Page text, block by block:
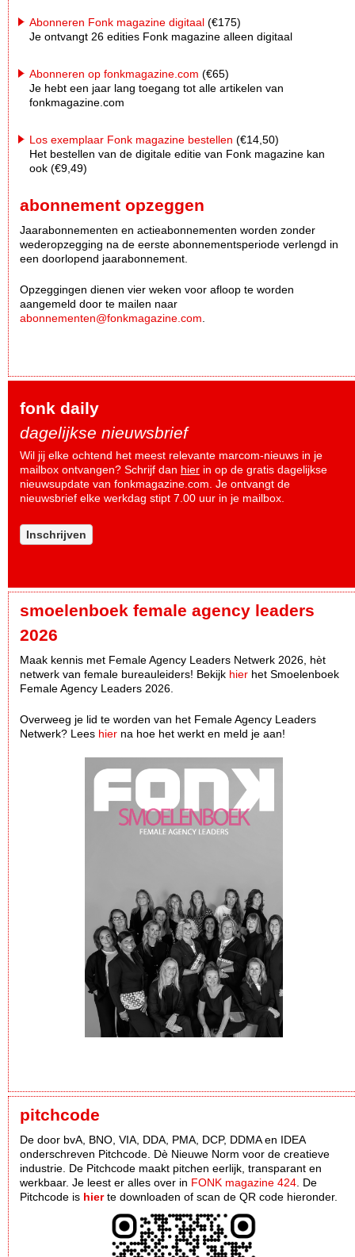
Abonneren Fonk magazine digitaal (€175)
Je ontvangt 26 edities Fonk magazine alleen digitaal
Abonneren op fonkmagazine.com (€65)
Je hebt een jaar lang toegang tot alle artikelen van
fonkmagazine.com
Los exemplaar Fonk magazine bestellen (€14,50)
Het bestellen van de digitale editie van Fonk magazine kan
ook (€9,49)
abonnement opzeggen
Jaarabonnementen en actieabonnementen worden zonder
wederopzegging na de eerste abonnementsperiode verlengd in
een doorlopend jaarabonnement.
Opzeggingen dienen vier weken voor afloop te worden
aangemeld door te mailen naar
abonnementen@fonkmagazine.com.
fonk daily
dagelijkse nieuwsbrief
Wil jij elke ochtend het meest relevante marcom-nieuws in je
mailbox ontvangen? Schrijf dan hier in op de gratis dagelijkse
nieuwsupdate van fonkmagazine.com. Je ontvangt de
nieuwsbrief elke werkdag stipt 7.00 uur in je mailbox.
Inschrijven
smoelenboek female agency leaders
2026
Maak kennis met Female Agency Leaders Netwerk 2026, hèt
netwerk van female bureauleiders! Bekijk hier het Smoelenboek
Female Agency Leaders 2026.
Overweeg je lid te worden van het Female Agency Leaders
Netwerk? Lees hier na hoe het werkt en meld je aan!
pitchcode
De door bvA, BNO, VIA, DDA, PMA, DCP, DDMA en IDEA
onderschreven Pitchcode. Dè Nieuwe Norm voor de creatieve
industrie. De Pitchcode maakt pitchen eerlijk, transparant en
werkbaar. Je leest er alles over in FONK magazine 424 . De
Pitchcode is hierte downloaden of scan de QR code hieronder.